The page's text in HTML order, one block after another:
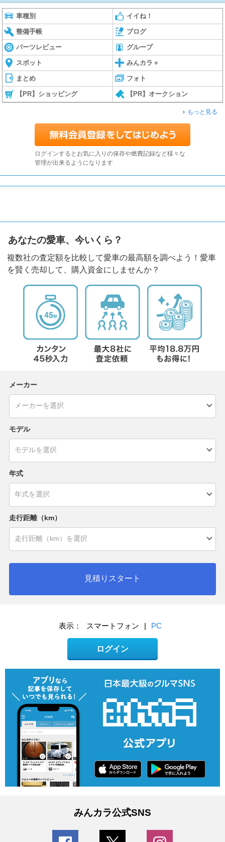
車種別 イイね！
整備手帳 ブログ
パーツレビュー グループ
スポット みんカラ＋
まとめ フォト
【PR】ショッピング 【PR】オークション
もっと見る
ログインするとお気に入りの保存や燃費記録など様々な
管理が出来るようになります
あなたの愛車、今いくら？
複数社の査定額を比較して愛車の最高額を調べよう！愛車
を賢く売却して、購入資金にしませんか？
メーカー
モデル
年式
走行距離（km）
見積りスタート
表示： スマートフォン | PC
ログイン
みんカラ公式SNS